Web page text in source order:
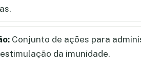
Conjunto de ações para
da imunidade.